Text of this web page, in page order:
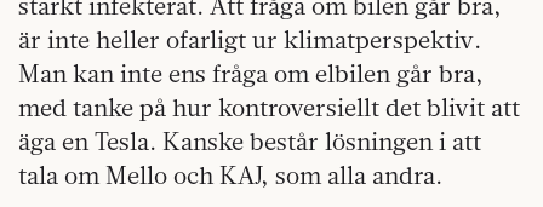
är inte heller ofarligt ur klimatperspektiv.
Man kan inte ens fråga om elbilen går bra,
med tanke på hur kontroversiellt det blivit att
äga en Tesla. Kanske består lösningen i att
tala om Mello och KAJ, som alla andra.